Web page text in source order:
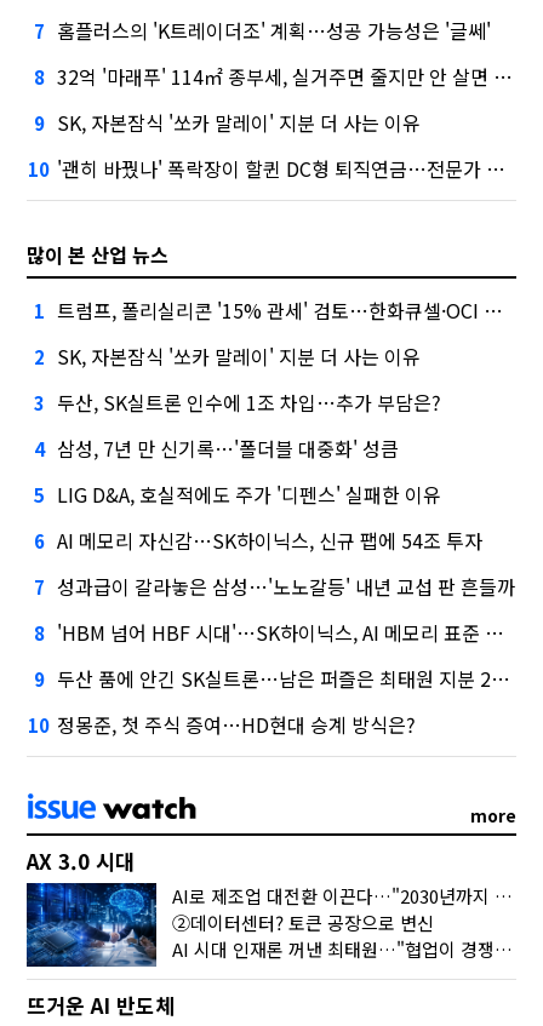
7 홈플러스의 'K트레이더조' 계획…성공 가능성은 '글쎄'
8 32억 '마래푸' 114㎡ 종부세, 실거주면 줄지만 안 살면 2.5배
9 SK, 자본잠식 '쏘카 말레이' 지분 더 사는 이유
10 '괜히 바꿨나' 폭락장이 할퀸 DC형 퇴직연금…전문가 조언은
많이 본 산업 뉴스
1 트럼프, 폴리실리콘 '15% 관세' 검토…한화큐셀·OCI 영향은?
2 SK, 자본잠식 '쏘카 말레이' 지분 더 사는 이유
3 두산, SK실트론 인수에 1조 차입…추가 부담은?
4 삼성, 7년 만 신기록…'폴더블 대중화' 성큼
5 LIG D&A, 호실적에도 주가 '디펜스' 실패한 이유
6 AI 메모리 자신감…SK하이닉스, 신규 팹에 54조 투자
7 성과급이 갈라놓은 삼성…'노노갈등' 내년 교섭 판 흔들까
8 'HBM 넘어 HBF 시대'…SK하이닉스, AI 메모리 표준 선점 나섰다
9 두산 품에 안긴 SK실트론…남은 퍼즐은 최태원 지분 29.4%
10 정몽준, 첫 주식 증여…HD현대 승계 방식은?
more
AX 3.0 시대
AI로 제조업 대전환 이끈다…"2030년까지 민관합동 20조 투자"
②데이터센터? 토큰 공장으로 변신
AI 시대 인재론 꺼낸 최태원…"협업이 경쟁력"
뜨거운 AI 반도체